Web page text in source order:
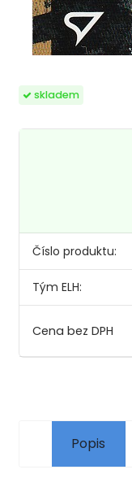
skladem
Číslo produktu:
Tým ELH:
Popis